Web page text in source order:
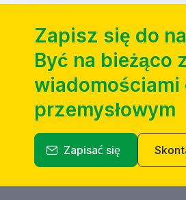
Zapisz się do
Być na bieżąco
wiadomościami
przemysłowym
Zapisać się